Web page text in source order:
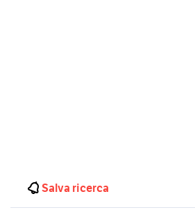
Salva ricerca